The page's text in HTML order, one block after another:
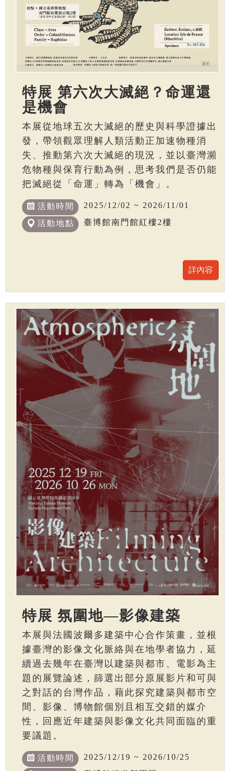
特展 第六次大滅絕？命運還
是機會
本展從地球五次大滅絕的歷史與科學證據出
發，帶領觀眾理解人類活動正加速物種消
失、推動第六次大滅絕的現況，並以臺灣瀕
危物種與保育行動為例，思考我們是否仍能
把滅絕從「命運」轉為「機會」。
活動時間 2025/12/02 ~ 2026/11/01
活動地點 臺博館南門館紅樓2樓
特展 氛圍地—影像建築
本展與法國波爾多建築中心合作策畫，並根
據臺灣的影像文化脈絡與在地學者協力，延
續過去幾年在臺灣以建築與都市、電影為主
題的展覽論述，篩選出部分原展影片和可與
之對話的台灣作品，藉此探究建築與都市空
間、影像、博物館個別且相互交錯的媒介
性，回應近年建築與影像文化共同面臨的重
要議題。
活動時間 2025/12/19 ~ 2026/10/25